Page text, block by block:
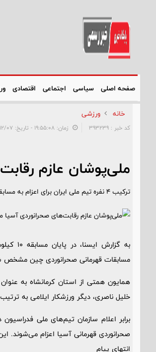
صفحه اصلی سیاسی اجتماعی اقتصادی
خانه ورزشی
کد خبر : 393239 زمان: ۱۹:۵۵:۰۸ - تاریخ: ۱۳۹۶/۱۲/۰۷
ملی‌پوشان عازم
ترکیب ۴ نفره تیم ملی ایران برای اعزام به مسابقه قهرمانی صحرانوردی آسیا در چین مشخص شد.
به
مسابقات قهرمانی صحرانوردی چین مشخص
همایون همتی از استان کرمانشاه به
خلیل ناصری، دیگر ورزشکار ایلامی به
برابر اعلام سازمان تیم‌های ملی
صحرانوردی قهرمانی آسیا اعزام می‌شوند. این مسابقات از ۲۴ اسفند
انتهای پیام